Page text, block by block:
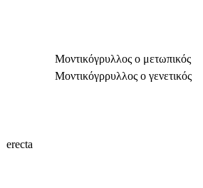
Μοντικόγρυλλος ο μετωπικός
Μοντικόγρρυλλος ο γενετικός
erecta